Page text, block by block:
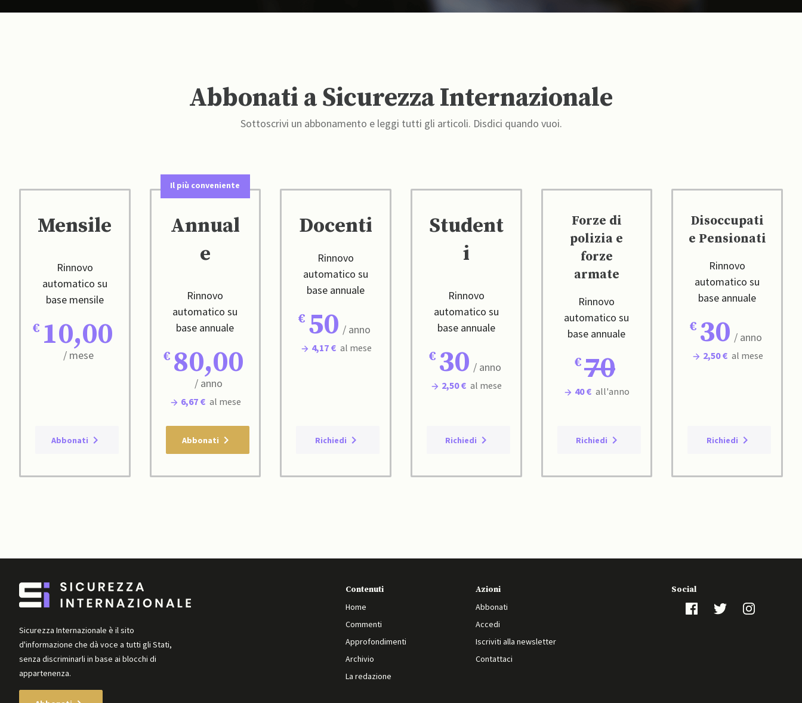
Abbonati a Sicurezza Internazionale
Sottoscrivi un abbonamento e leggi tutti gli articoli. Disdici quando vuoi.
Mensile
Rinnovo
automatico su
base mensile
10,00
/ mese
Abbonati
Il più conveniente
Annual
e
Rinnovo
automatico su
base annuale
80,00
/ anno
6,67 € al mese
Abbonati
Docenti
Rinnovo
automatico su
base annuale
50 / anno
4,17 € al mese
Richiedi
Student
i
Rinnovo
automatico su
base annuale
30 / anno
2,50 € al mese
Richiedi
Forze di
polizia e
forze
armate
Rinnovo
automatico su
base annuale
70
40 € all'anno
Richiedi
Disoccupati
e Pensionati
Rinnovo
automatico su
base annuale
30 / anno
2,50 € al mese
Richiedi
Sicurezza Internazionale è il sito
d'informazione che dà voce a tutti gli Stati,
senza discriminarli in base ai blocchi di
appartenenza.
Contenuti
Home
Commenti
Approfondimenti
Archivio
La redazione
Azioni
Abbonati
Accedi
Iscriviti alla newsletter
Contattaci
Social